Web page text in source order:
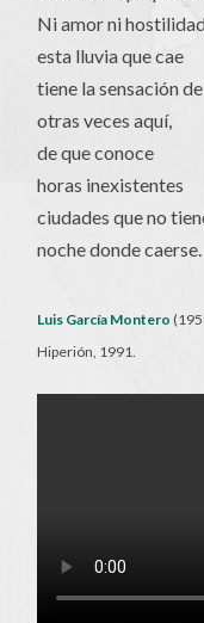
Ni amor ni
esta lluvia que cae
tiene la sensación
otras veces aquí,
de que conoce
horas inexistentes
ciudades que no
noche donde caerse.
Luis García Montero
Hiperión, 1991.